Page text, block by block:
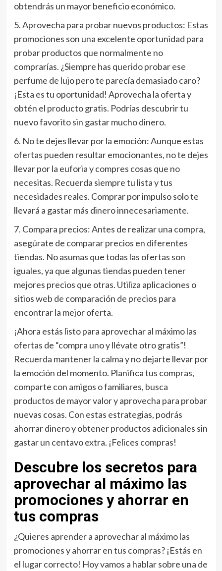
obtendrás un mayor beneficio económico.
5. Aprovecha para probar nuevos productos: Estas
promociones son una excelente oportunidad para
probar productos que normalmente no
comprarías. ¿Siempre has querido probar ese
perfume de lujo pero te parecía demasiado caro?
¡Esta es tu oportunidad! Aprovecha la oferta y
obtén el producto gratis. Podrías descubrir tu
nuevo favorito sin gastar mucho dinero.
6. No te dejes llevar por la emoción: Aunque estas
ofertas pueden resultar emocionantes, no te dejes
llevar por la euforia y compres cosas que no
necesitas. Recuerda siempre tu lista y tus
necesidades reales. Comprar por impulso solo te
llevará a gastar más dinero innecesariamente.
7. Compara precios: Antes de realizar una compra,
asegúrate de comparar precios en diferentes
tiendas. No asumas que todas las ofertas son
iguales, ya que algunas tiendas pueden tener
mejores precios que otras. Utiliza aplicaciones o
sitios web de comparación de precios para
encontrar la mejor oferta.
¡Ahora estás listo para aprovechar al máximo las
ofertas de “compra uno y llévate otro gratis”!
Recuerda mantener la calma y no dejarte llevar por
la emoción del momento. Planifica tus compras,
comparte con amigos o familiares, busca
productos de mayor valor y aprovecha para probar
nuevas cosas. Con estas estrategias, podrás
ahorrar dinero y obtener productos adicionales sin
gastar un centavo extra. ¡Felices compras!
Descubre los secretos para
aprovechar al máximo las
promociones y ahorrar en
tus compras
¿Quieres aprender a aprovechar al máximo las
promociones y ahorrar en tus compras? ¡Estás en
el lugar correcto! Hoy vamos a hablar sobre una de